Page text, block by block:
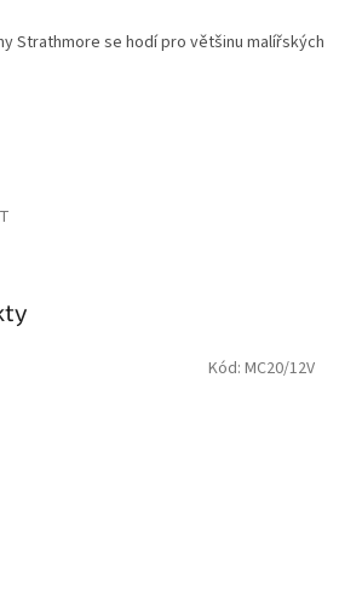
Strathmore se hodí pro většinu malířských
Kód: MC20/12V